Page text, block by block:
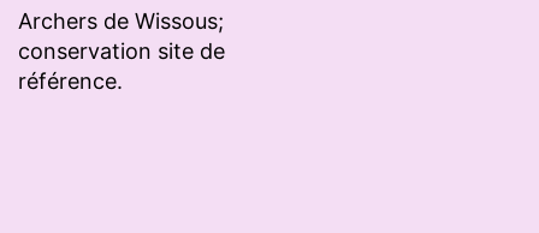
Archers de Wissous;
conservation site de
référence.